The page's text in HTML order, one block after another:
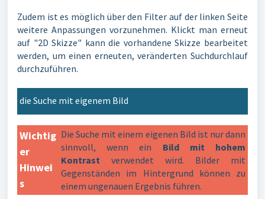
Zudem ist es möglich über den Filter auf der linken Seite
weitere Anpassungen vorzunehmen. Klickt man erneut
auf "2D Skizze" kann die vorhandene Skizze bearbeitet
werden, um einen erneuten, veränderten Suchdurchlauf
durchzuführen.
die Suche mit eigenem Bild
Wichtig
er
Hinwei
s
Die Suche mit einem eigenen Bild ist nur dann
sinnvoll, wenn ein Bild mit hohem
Kontrast verwendet wird. Bilder mit
Gegenständen im Hintergrund können zu
einem ungenauen Ergebnis führen.